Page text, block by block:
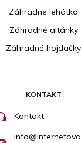
Záhradné lehátka
Záhradné altánky
Záhradné hojdačky
KONTAKT
Kontakt
info@